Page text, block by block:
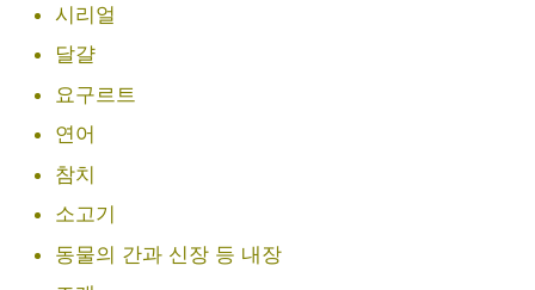
시리얼
달걀
요구르트
연어
참치
소고기
동물의 간과 신장 등 내장